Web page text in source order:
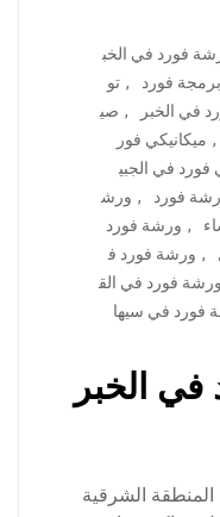
فورد في الخب
برمجة فورد , تو
في الخبر , صي
, ميكانيكي فور
فورد في الجبي
فورد , ورش
, ورشة فورد
, ورشة فورد ف
ورشة فورد في الق
فورد في سيها
الخبر
الشرقية